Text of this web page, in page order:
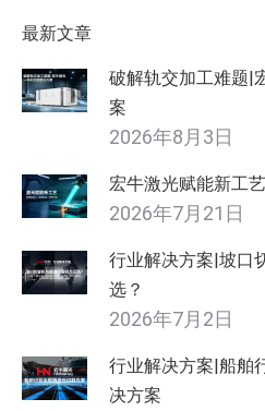
最新文章
破解轨交加工难题|
案
2026年8月3日
宏牛激光赋能新工
2026年7月21日
行业解决方案|坡口
选？
2026年7月2日
行业解决方案|船舶
决方案